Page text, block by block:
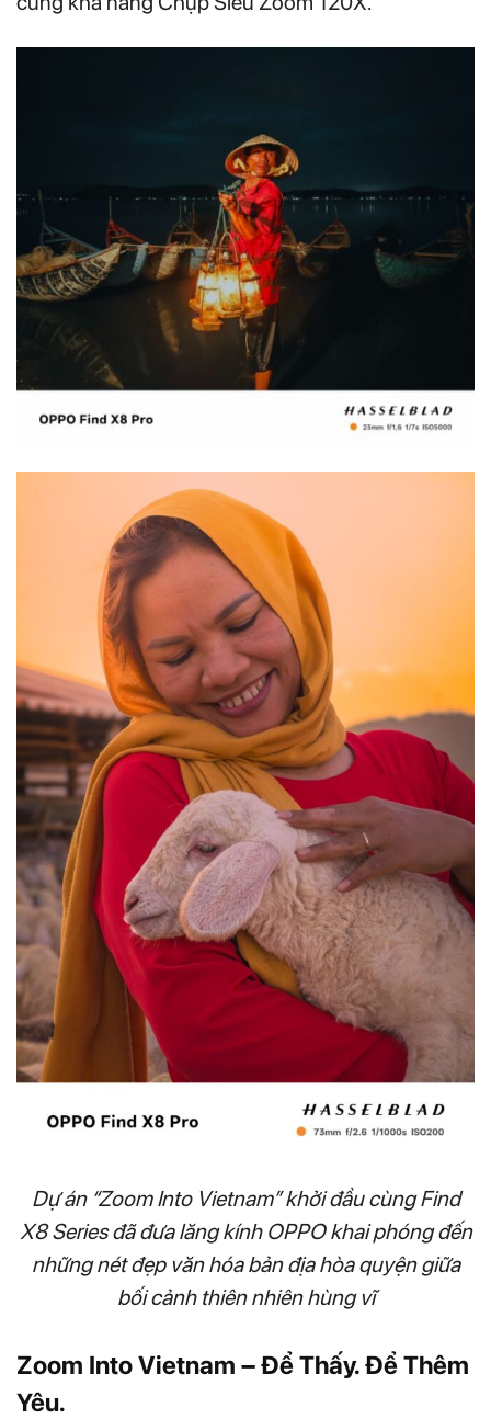
Dự án “Zoom Into Vietnam” khởi đầu cùng Find
X8 Series đã đưa lăng kính OPPO khai phóng đến
những nét đẹp văn hóa bản địa hòa quyện giữa
bối cảnh thiên nhiên hùng vĩ
Zoom Into Vietnam – Để Thấy. Để Thêm
Yêu.